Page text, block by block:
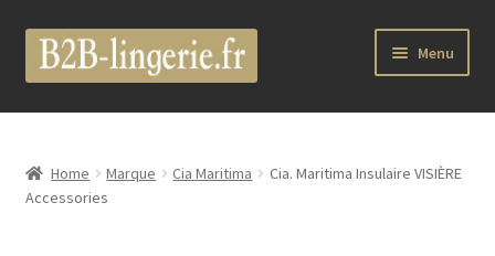
Aller
Aller
au
Menu
B2B Lingerie Site Officiel
Wholesale Registration Page
Home Marque Cia Maritima
Cia. Maritima Insulaire VISIÈRE
Accessories